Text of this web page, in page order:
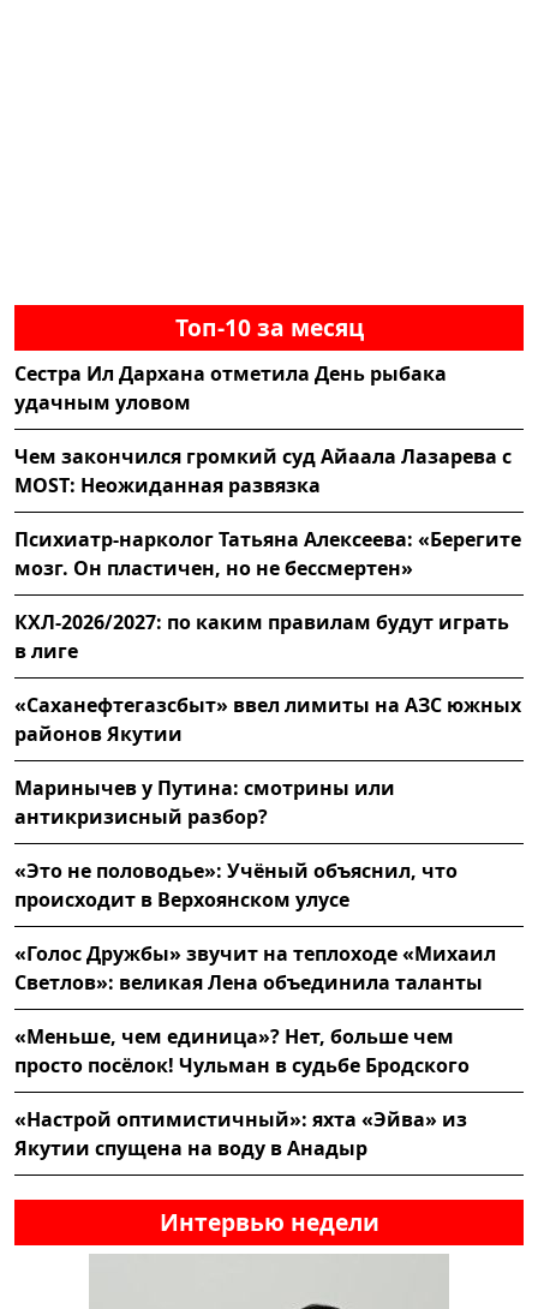
Топ-10 за месяц
Сестра Ил Дархана отметила День рыбака
удачным уловом
Чем закончился громкий суд Айаала Лазарева с
MOST: Неожиданная развязка
Психиатр-нарколог Татьяна Алексеева: «Берегите
мозг. Он пластичен, но не бессмертен»
КХЛ-2026/2027: по каким правилам будут играть
в лиге
«Саханефтегазсбыт» ввел лимиты на АЗС южных
районов Якутии
Маринычев у Путина: смотрины или
антикризисный разбор?
«Это не половодье»: Учёный объяснил, что
происходит в Верхоянском улусе
«Голос Дружбы» звучит на теплоходе «Михаил
Светлов»: великая Лена объединила таланты
«Меньше, чем единица»? Нет, больше чем
просто посёлок! Чульман в судьбе Бродского
«Настрой оптимистичный»: яхта «Эйва» из
Якутии спущена на воду в Анадыр
Интервью недели